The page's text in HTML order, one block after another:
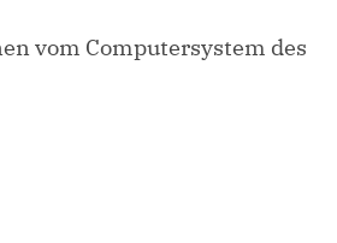
vom Computersystem des